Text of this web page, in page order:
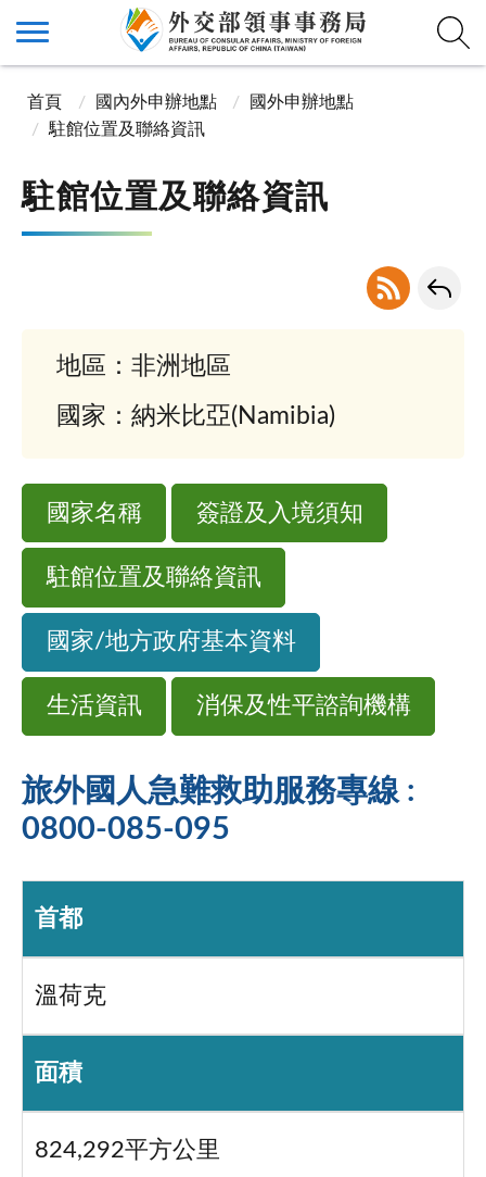
首頁 國內外申辦地點
國外申辦地點
駐館位置及聯絡資訊
駐館位置及聯絡資訊
地區：非洲地區
國家：納米比亞(Namibia)
國家名稱 簽證及入境須知
駐館位置及聯絡資訊
國家/地方政府基本資料
生活資訊 消保及性平諮詢機構
旅外國人急難救助服務專線 :
0800-085-095
首都
溫荷克
面積
824,292平方公里